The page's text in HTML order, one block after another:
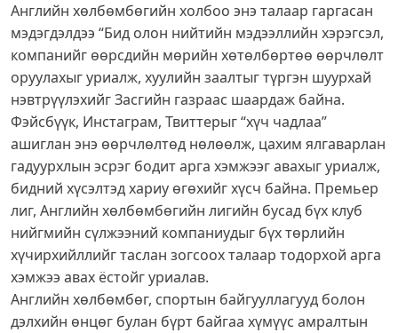
Английн хөлбөмбөгийн холбоо энэ талаар гаргасан
мэдэгдэлдээ “Бид олон нийтийн мэдээллийн хэрэгсэл,
компанийг өөрсдийн мөрийн хөтөлбөртөө өөрчлөлт
оруулахыг уриалж, хуулийн заалтыг түргэн шуурхай
нэвтрүүлэхийг Засгийн газраас шаардаж байна.
Фэйсбүүк, Инстаграм, Твиттерыг “хүч чадлаа”
ашиглан энэ өөрчлөлтөд нөлөөлж, цахим ялгаварлан
гадуурхлын эсрэг бодит арга хэмжээг авахыг уриалж,
бидний хүсэлтэд хариу өгөхийг хүсч байна. Премьер
лиг, Английн хөлбөмбөгийн лигийн бусад бүх клуб
нийгмийн сүлжээний компаниудыг бүх төрлийн
хүчирхийллийг таслан зогсоох талаар тодорхой арга
хэмжээ авах ёстойг уриалав.
Английн хөлбөмбөг, спортын байгууллагууд болон
дэлхийн өнцөг булан бүрт байгаа хүмүүс амралтын